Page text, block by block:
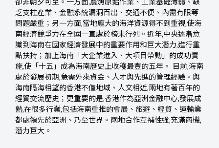
卻非朝夕可至。一方面,農漁原始作業、工業基礎薄弱、缺
乏支柱產業、金融系統漏洞百出、交通不便、內需有限等
問題嚴重；另一方面,當地龐大的海洋資源得不到重視,使海
南經濟競爭力在全國一直處於榜末行列。近年,中央逐漸意
識到海南在國家經濟發展中的重要作用和巨大潛力,進行重
點扶持；加上海南「大企業進入、大項目帶動」的成功實
施,使「十五」成為海南歷史上收穫最豐的五年。 目前,海南
處於發展初期,急需外來資金、人才與先進的管理經驗。與
海南隔海相望的香港不僅地域、人文相近,兩地有著百年的
經貿交流歷史；更重要的是,香港作為亞洲金融中心,發展成
熟,在很多行業,包括海南重推的會展、旅遊、經貿、運輸業
都處領先於亞洲、乃至世界。兩地合作互補性強,充滿商機,
潛力巨大。